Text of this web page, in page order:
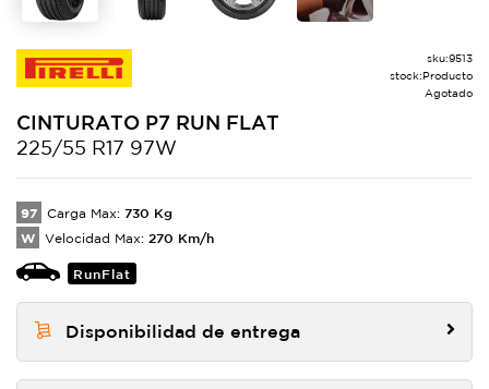
sku:9513
stock:Producto
Agotado
CINTURATO P7 RUN FLAT
225/55 R17 97W
97 Carga Max: 730 Kg
W Velocidad Max: 270 Km/h
RunFlat
Disponibilidad de entrega